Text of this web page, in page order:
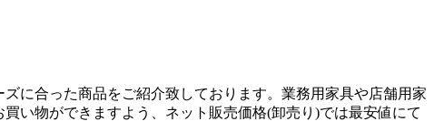
に合った商品をご紹介致しております。業務用家具や店舗用家
い物ができますよう、ネット販売価格(卸売り)では最安値にて